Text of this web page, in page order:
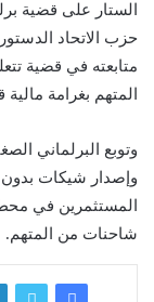
الستار على قضية
حزب الاتحاد
متابعته في قضية
المتهم بغرامة مالية قدرها 450
وتوبع البرلماني
وإصدار شيكات
المستثمرين في
شاحنات من المتهم.